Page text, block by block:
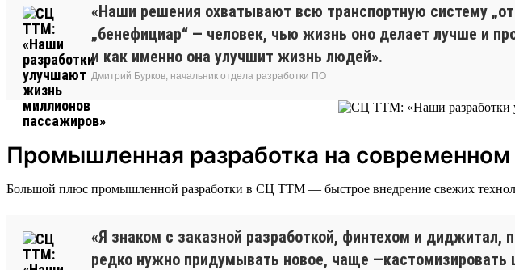
«Наши решения охватывают всю транспортную систему
„бенефициар“ — человек, чью жизнь оно делает лучше и
и как именно она улучшит жизнь людей».
Дмитрий Бурков, начальник отдела разработки ПО
Промышленная разработка на современном
Большой плюс промышленной разработки в СЦ ТТМ — быстрое внедрение свежих
«Я знаком с заказной разработкой, финтехом и диджитал,
редко нужно придумывать новое, чаще